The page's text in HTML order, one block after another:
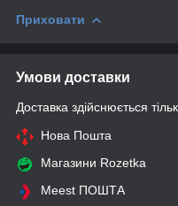
Приховати
Умови доставки
Доставка здійснюється
Нова Пошта
Магазини Rozetka
Meest ПОШТА